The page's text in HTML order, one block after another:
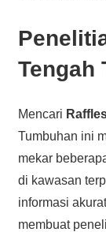
Tengah
Mencari
Tumbuhan ini
mekar
di kawasan
informasi
membuat